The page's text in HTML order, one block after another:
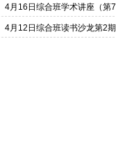
4月16日综合班学术讲座（第
4月12日综合班读书沙龙第2